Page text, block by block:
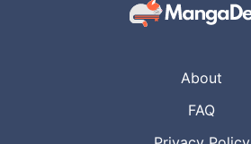
Sella Scanslation
About
FAQ